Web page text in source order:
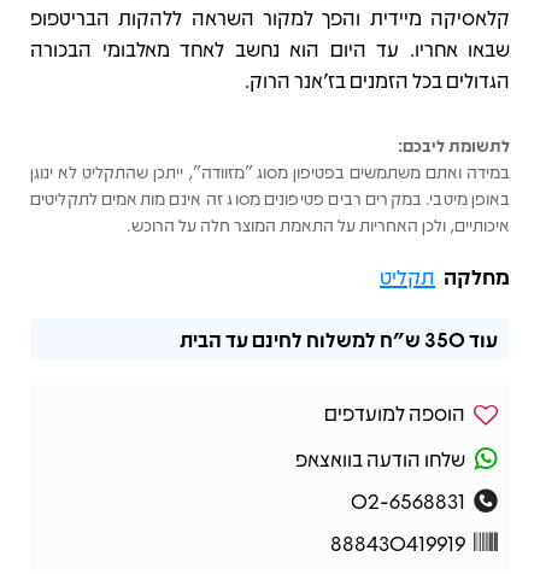
קלאסיקה מיידית והפך למקור השראה ללהקות הבריטפופ
שבאו אחריו. עד היום הוא נחשב לאחד מאלבומי הבכורה
הגדולים בכל הזמנים בז’אנר הרוק.
לתשומת ליבכם:
במידה ואתם משתמשים בפטיפון מסוג "מזוודה", ייתכן שהתקליט לא ינוגן
באופן מיטבי. במקרים רבים פטיפונים מסוג זה אינם מותאמים לתקליטים
איכותיים, ולכן האחריות על התאמת המוצר חלה על הרוכש.
מחלקה תקליט
עוד350 ש"ח למשלוח לחינם עד הבית
הוספה למועדפים
שלחו הודעה בוואצאפ
02-6568831
888430419919